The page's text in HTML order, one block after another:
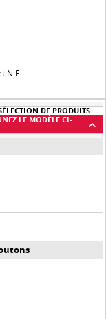
N.F.
DE PRODUITS
LE MODÈLE CI-